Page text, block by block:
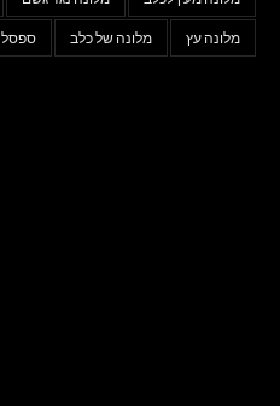
מלונה עץ מלונה של כלב ספסל